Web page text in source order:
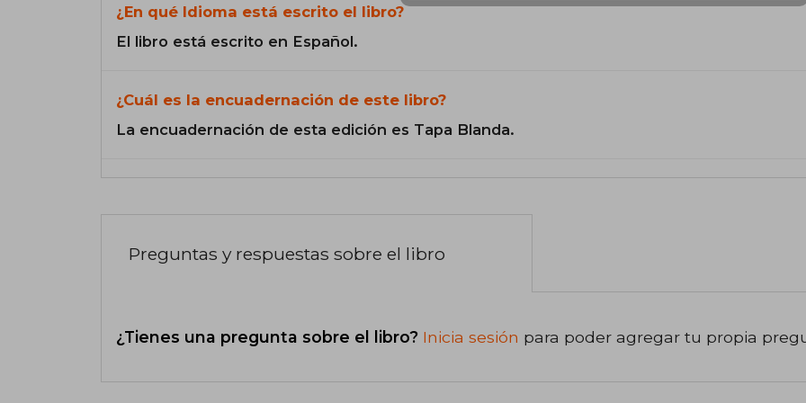
¿En qué Idioma está escrito el libro?
El libro está escrito en Español.
¿Cuál es la encuadernación de este libro?
La encuadernación de esta edición es Tapa Blanda.
Preguntas y respuestas sobre el libro
¿Tienes una pregunta sobre el libro? Inicia sesión para poder agregar tu propia